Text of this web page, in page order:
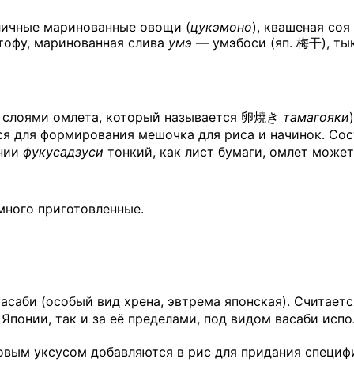
маринованные овощи (цукэмоно), квашеная соя
маринованная слива умэ — умэбоси (яп. 梅干),
омлета, который называется 卵焼き тамагояки
для формирования мешочка для риса и начинок.
фукусадзуси тонкий, как лист бумаги, омлет
приготовленные.
(особый вид хрена, эвтрема японская).
так и за её пределами, под видом васаби
уксусом добавляются в рис для придания